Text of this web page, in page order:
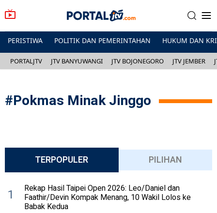
PERISTIWA POLITIK DAN PEMERINTAHAN HUKUM DAN
PORTALJTV JTV BANYUWANGI JTV BOJONEGORO JTV JEMBER
#Pokmas Minak Jinggo
TERPOPULER PILIHAN
1 Rekap Hasil Taipei Open 2026: Leo/Daniel dan
Faathir/Devin Kompak Menang, 10 Wakil Lolos ke
Babak Kedua